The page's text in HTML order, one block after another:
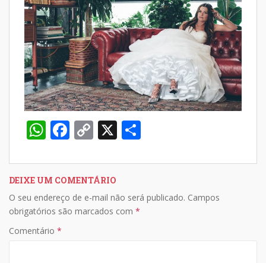
W
at
s
A
p
F
e
b
o
C
p
y
Li
X
ar
DEIXE UM COMENTÁRIO
O seu endereço de e-mail não será publicado. Campos
obrigatórios são marcados com *
Comentário *